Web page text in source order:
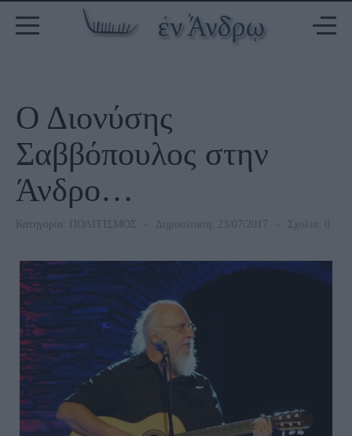
Ο Διονύσης
Σαββόπουλος στην
Άνδρο…
Κατηγορία: ΠΟΛΙΤΙΣΜΟΣ Δημοσίευση: 23/07/2017 Σχόλια: 0